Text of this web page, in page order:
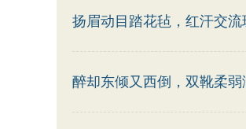
扬眉动目踏花毡，红汗交流
醉却东倾又西倒，双靴柔弱